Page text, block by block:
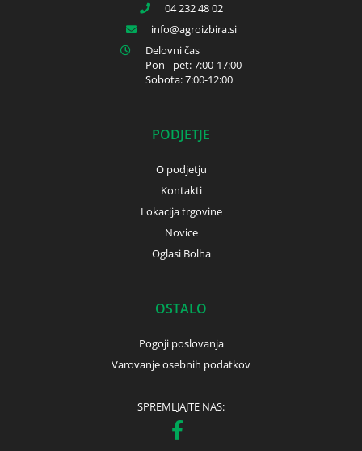
04 232 48 02
info
agroizbira.si
Delovni čas
Pon - pet: 7:00-17:00
Sobota: 7:00-12:00
PODJETJE
O podjetju
Kontakti
Lokacija trgovine
Novice
Oglasi Bolha
OSTALO
Pogoji poslovanja
Varovanje osebnih podatkov
SPREMLJAJTE NAS: